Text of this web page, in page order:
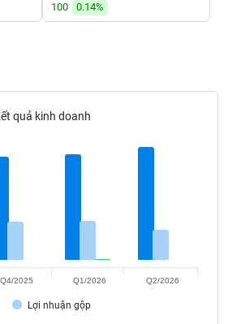
100
0.14%
quả kinh doanh
Lợi nhuận gộp
Q4/2025 Q1/2026 Q2/2026
Chứng chỉ quỹ
bộ Người liên quan